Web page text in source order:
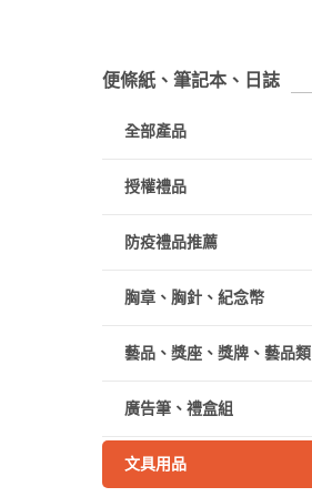
便條紙、筆記本、日誌
全部產品
授權禮品
防疫禮品推薦
胸章、胸針、紀念幣
藝品、獎座、獎牌、藝品類
廣告筆、禮盒組
文具用品